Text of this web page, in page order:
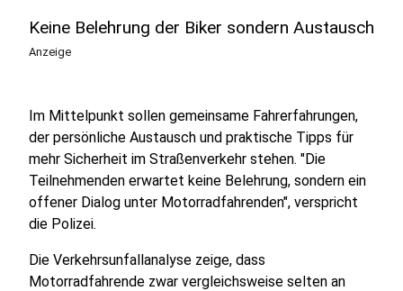
Keine Belehrung der Biker sondern Austausch
Anzeige
Im Mittelpunkt sollen gemeinsame Fahrerfahrungen,
der persönliche Austausch und praktische Tipps für
mehr Sicherheit im Straßenverkehr stehen. "Die
Teilnehmenden erwartet keine Belehrung, sondern ein
offener Dialog unter Motorradfahrenden", verspricht
die Polizei.
Die Verkehrsunfallanalyse zeige, dass
Motorradfahrende zwar vergleichsweise selten an